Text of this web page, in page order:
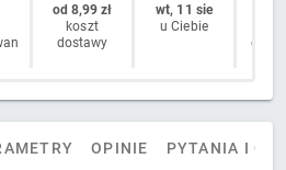
od 8,99 zł
koszt
dostawy
wt, 11 sie
u Ciebie
OPINIE PYTANIA I